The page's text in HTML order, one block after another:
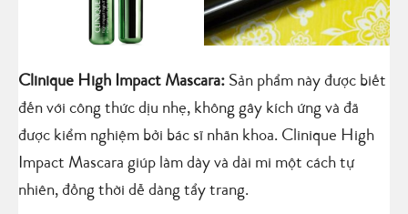
Clinique High Impact Mascara: Sản phẩm này được biết
đến với công thức dịu nhẹ, không gây kích ứng và đã
được kiểm nghiệm bởi bác sĩ nhãn khoa. Clinique High
Impact Mascara giúp làm dày và dài mi một cách tự
nhiên, đồng thời dễ dàng tẩy trang.